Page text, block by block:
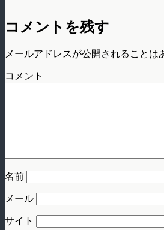
コメントを残す
メールアドレスが公開されることは
コメント
名前
メール
サイト